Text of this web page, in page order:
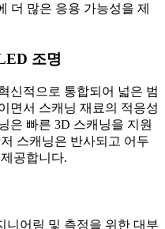
더 많은 응용 가능성을 제
조명
신적으로 통합되어 넓은 범
면서 스캐닝 재료의 적응성
은 빠른 3D 스캐닝을 지원
스캐닝은 반사되고 어두
공합니다.
니어링 및 측정을 위한 대부